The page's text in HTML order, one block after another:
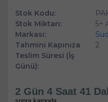
Stok Kodu:
Stok Miktarı:
5+
Markası:
Tahmini Kapınıza
Teslim Süresi (İş
Günü):
2
2 Gün 4 Saat 41